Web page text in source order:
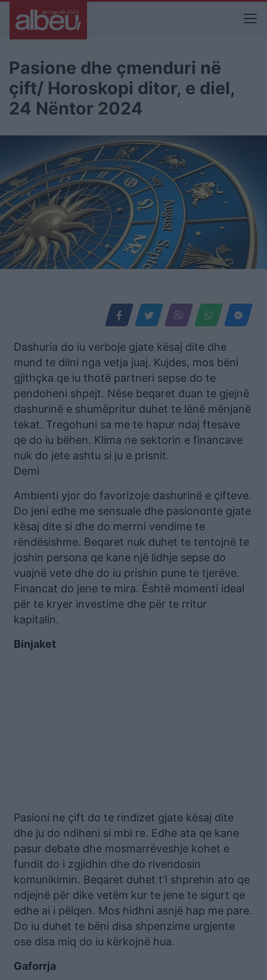
Pasione dhe çmenduri në
çift/ Horoskopi ditor, e diel,
24 Nëntor 2024
Dashuria do iu verboje gjate kësaj dite dhe
mund te dilni nga vetja juaj. Kujdes, mos bëni
gjithçka qe iu thotë partneri sepse do te
pendoheni shpejt. Nëse beqaret duan te gjejnë
dashurinë e shumëpritur duhet te lënë mënjanë
tekat. Tregohuni sa me te hapur ndaj ftesave
qe do iu bëhen. Klima ne sektorin e financave
nuk do jete ashtu si ju e prisnit.
Demi
Ambienti yjor do favorizoje dashurinë e çifteve.
Do jeni edhe me sensuale dhe pasiononte gjate
kësaj dite si dhe do merrni vendime te
rëndësishme. Beqaret nuk duhet te tentojnë te
joshin persona qe kane një lidhje sepse do
vuajnë vete dhe do iu prishin pune te tjerëve.
Financat do jene te mira. Është momenti ideal
për te kryer investime dhe për te rritur
kapitalin.
Binjaket
Pasioni ne çift do te rindizet gjate kësaj dite
dhe ju do ndiheni si mbi re. Edhe ata qe kane
pasur debate dhe mosmarrëveshje kohet e
fundit do i zgjidhin dhe do rivendosin
komunikimin. Beqaret duhet t’i shprehin ato qe
ndjejnë për dike vetëm kur te jene te sigurt qe
edhe ai i pëlqen. Mos hidhni asnjë hap me pare.
Do iu duhet te bëni disa shpenzime urgjente
ose disa miq do iu kërkojnë hua.
Gaforrja